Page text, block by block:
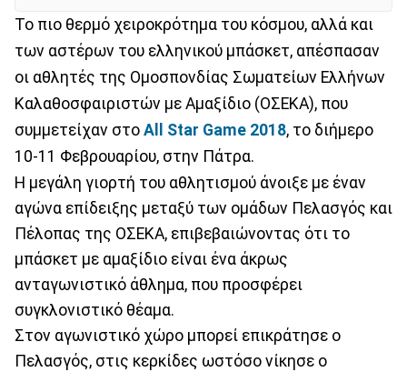
Το πιο θερμό χειροκρότημα του κόσμου, αλλά και
των αστέρων του ελληνικού μπάσκετ, απέσπασαν
οι αθλητές της Ομοσπονδίας Σωματείων Ελλήνων
Καλαθοσφαιριστών με Αμαξίδιο (ΟΣΕΚΑ), που
συμμετείχαν στο All Star Game 2018, το διήμερο
10-11 Φεβρουαρίου, στην Πάτρα.
Η μεγάλη γιορτή του αθλητισμού άνοιξε με έναν
αγώνα επίδειξης μεταξύ των ομάδων Πελασγός και
Πέλοπας της ΟΣΕΚΑ, επιβεβαιώνοντας ότι το
μπάσκετ με αμαξίδιο είναι ένα άκρως
ανταγωνιστικό άθλημα, που προσφέρει
συγκλονιστικό θέαμα.
Στον αγωνιστικό χώρο μπορεί επικράτησε ο
Πελασγός, στις κερκίδες ωστόσο νίκησε ο